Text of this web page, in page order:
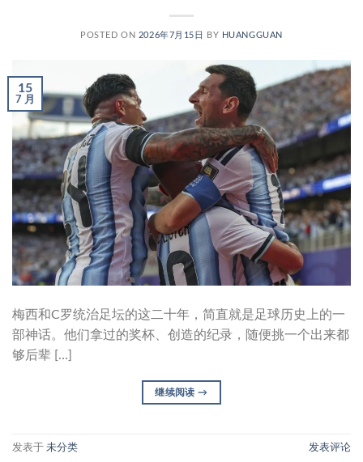
POSTED ON 2026年7月15日 BY HUANGGUAN
15
7 月
梅西和C罗统治足坛的这二十年，简直就是足球历史上的一
部神话。他们拿过的奖杯、创造的纪录，随便挑一个出来都
够后辈 […]
继续阅读→
发表于 未分类 发表评论